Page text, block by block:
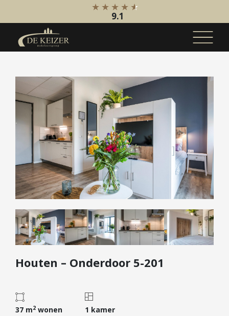
Koopaanbod
Bestaande bouw
Internationaal
Nieuwbouw
Bedrijfsaanbod
Huuraanbod
Bestaande bouw
Internationaal
Nieuwbouw
Bedrijfsaanbod
Diensten
Kopen
Huren
Verhuren
9.1
Houten – Onderdoor 5-201
37 m2 wonen 1 kamer